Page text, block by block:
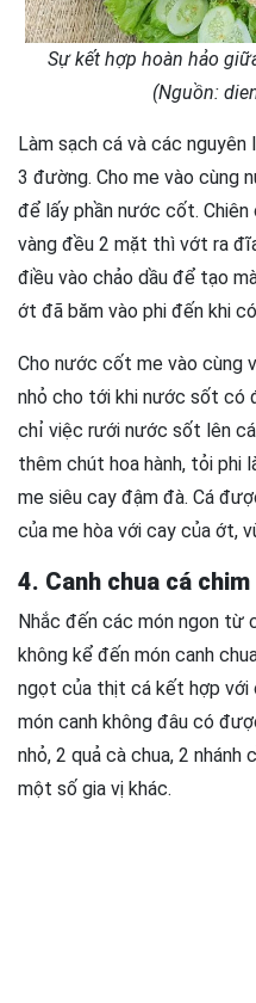
Sự kết hợp hoàn hảo
(Nguồn:
Làm sạch cá và các
3 đường. Cho me vào cùng
để lấy phần nước cốt.
vàng đều 2 mặt thì vớt ra
điều vào chảo dầu để tạo
ớt đã băm vào phi đến khi
Cho nước cốt me vào cùng
nhỏ cho tới khi nước sốt có
chỉ việc rưới nước sốt lên
thêm chút hoa hành, tỏi phi
me siêu cay đậm đà. Cá
của me hòa với cay của ớt,
4. Canh chua cá chim
Nhắc đến các món ngon từ
không kể đến món canh
ngọt của thịt cá kết hợp với
món canh không đâu có
nhỏ, 2 quả cà chua, 2 nhánh
một số gia vị khác.